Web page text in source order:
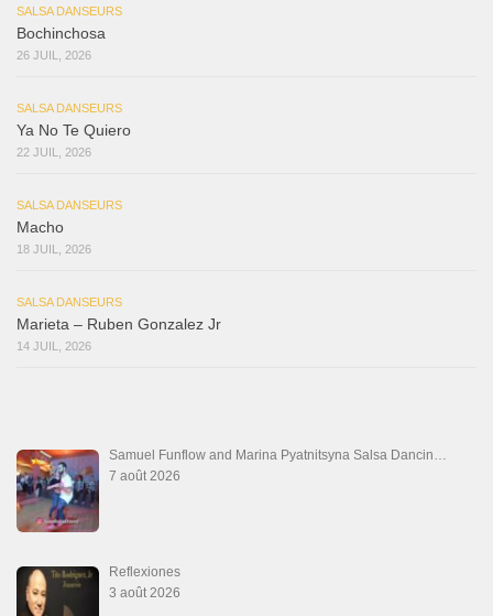
SALSA DANSEURS
Bochinchosa
26 JUIL, 2026
SALSA DANSEURS
Ya No Te Quiero
22 JUIL, 2026
SALSA DANSEURS
Macho
18 JUIL, 2026
SALSA DANSEURS
Marieta – Ruben Gonzalez Jr
14 JUIL, 2026
Samuel Funflow and Marina Pyatnitsyna Salsa Dancin…
7 août 2026
Reflexiones
3 août 2026